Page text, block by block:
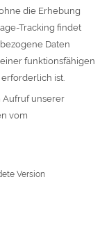
die Erhebung
Tracking findet
Daten
funktionsfähigen
ist.
Aufruf unserer
vom
Version